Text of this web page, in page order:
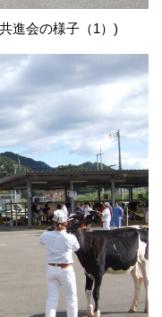
進会の様子（1）)